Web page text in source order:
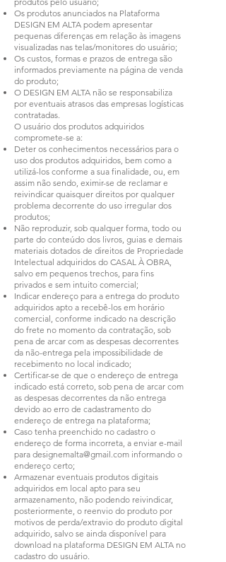
Os produtos anunciados na Plataforma
DESIGN EM ALTA podem apresentar
pequenas diferenças em relação às imagens
visualizadas nas telas/monitores do usuário;
Os custos, formas e prazos de entrega são
informados previamente na página de venda
do produto;
O DESIGN EM ALTA não se responsabiliza
por eventuais atrasos das empresas logísticas
contratadas.
O usuário dos produtos adquiridos
compromete-se a:
Deter os conhecimentos necessários para o
uso dos produtos adquiridos, bem como a
utilizá-los conforme a sua finalidade, ou, em
assim não sendo, eximir-se de reclamar e
reivindicar quaisquer direitos por qualquer
problema decorrente do uso irregular dos
produtos;
Não reproduzir, sob qualquer forma, todo ou
parte do conteúdo dos livros, guias e demais
materiais dotados de direitos de Propriedade
Intelectual adquiridos do CASAL À OBRA,
salvo em pequenos trechos, para fins
privados e sem intuito comercial;
Indicar endereço para a entrega do produto
adquiridos apto a recebê-los em horário
comercial, conforme indicado na descrição
do frete no momento da contratação, sob
pena de arcar com as despesas decorrentes
da não-entrega pela impossibilidade de
recebimento no local indicado;
Certificar-se de que o endereço de entrega
indicado está correto, sob pena de arcar com
as despesas decorrentes da não entrega
devido ao erro de cadastramento do
endereço de entrega na plataforma;
Caso tenha preenchido no cadastro o
endereço de forma incorreta, a enviar e-mail
para designemalta@gmail.com informando o
endereço certo;
Armazenar eventuais produtos digitais
adquiridos em local apto para seu
armazenamento, não podendo reivindicar,
posteriormente, o reenvio do produto por
motivos de perda/extravio do produto digital
adquirido, salvo se ainda disponível para
download na plataforma DESIGN EM ALTA no
cadastro do usuário.